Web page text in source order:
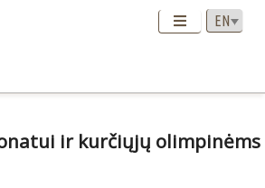
ir kurčiųjų olimpinėms